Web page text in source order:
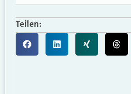
Teilen: